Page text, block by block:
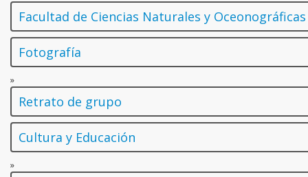
Facultad de Ciencias Naturales y Oceonográficas
Fotografía
»
Retrato de grupo
Cultura y Educación
»